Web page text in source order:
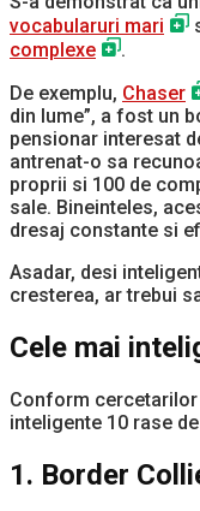
vocabularuri mari
complexe
.
De exemplu, Chaser
din lume”, a fost un
pensionar interesat
antrenat-o sa
proprii si 100 de
sale. Bineinteles,
dresaj constante si
Asadar, desi
cresterea, ar trebui
Cele mai
Conform
inteligente 10 rase
1. Border